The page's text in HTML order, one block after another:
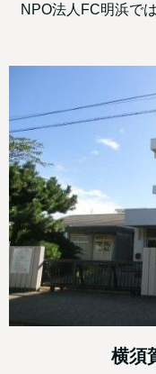
NPO法人FC明浜で
横須